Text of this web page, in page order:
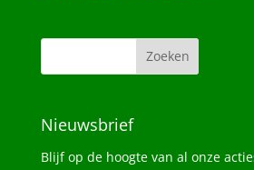
Nieuwsbrief
Blijf op de hoogte van al onze